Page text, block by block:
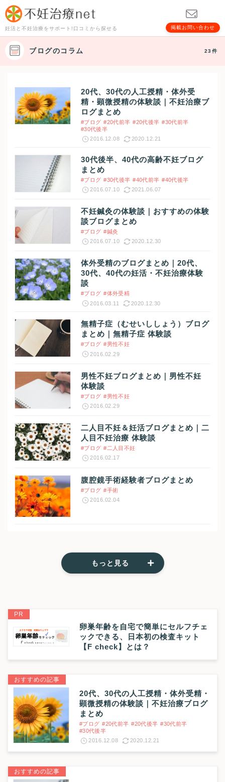
妊活と不妊治療をサポート!口コミから探せる 掲載お問い合わせ
ブログのコラム 23件
20代、30代の人工授精・体外受
精・顕微授精の体験談｜不妊治療ブ
ログまとめ
#ブログ #20代前半 #20代後半 #30代前半
#30代後半
2016.12.08
2020.12.21
30代後半、40代の高齢不妊ブログ
まとめ
#ブログ #30代後半 #40代前半 #40代後半
2016.07.10
2021.06.07
不妊鍼灸の体験談｜おすすめの体験
談ブログまとめ
#ブログ #鍼灸
2016.07.10
2020.12.30
体外受精のブログまとめ｜20代、
30代、40代の妊活・不妊治療体験
談
#ブログ #体外受精
2016.03.11
2020.12.30
無精子症（むせいししょう）ブログ
まとめ｜無精子症 体験談
#ブログ #男性不妊
2016.02.29
男性不妊ブログまとめ｜男性不妊
体験談
#ブログ #男性不妊
2016.02.29
二人目不妊＆妊活ブログまとめ｜二
人目不妊治療 体験談
#ブログ #二人目不妊
2016.02.17
腹腔鏡手術経験者ブログまとめ
#ブログ #手術
2016.02.04
もっと見る
PR
卵巣年齢を自宅で簡単にセルフチェ
ックできる、日本初の検査キット
【F check】とは？
おすすめの記事
20代、30代の人工授精・体外受精・
顕微授精の体験談｜不妊治療ブログ
まとめ
#ブログ #20代前半 #20代後半 #30代前半
#30代後半
2016.12.08
2020.12.21
おすすめの記事